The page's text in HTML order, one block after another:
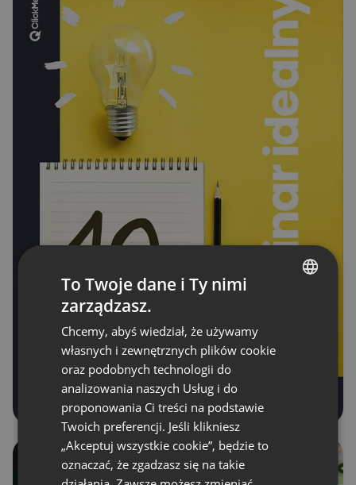
FRENCH
RUSSIAN
SPANISH
To Twoje dane i Ty nimi
zarządzasz.
Chcemy, abyś wiedział, że używamy
własnych i zewnętrznych plików cookie
oraz podobnych technologii do
analizowania naszych Usług i do
proponowania Ci treści na podstawie
Twoich preferencji. Jeśli klikniesz
„Akceptuj wszystkie cookie”, będzie to
oznaczać, że zgadzasz się na takie